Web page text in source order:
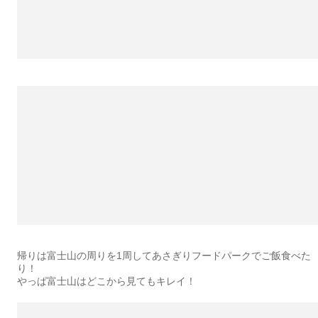
帰りは富士山の周りを1周してあさぎりフードパークでご飯食べた
り！
やっぱ富士山はどこから見てもキレイ！